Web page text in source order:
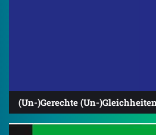
(Un-)Gerechte (Un-